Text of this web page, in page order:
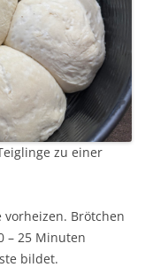
zu einer
vorheizen. Brötchen
– 25 Minuten
bildet.